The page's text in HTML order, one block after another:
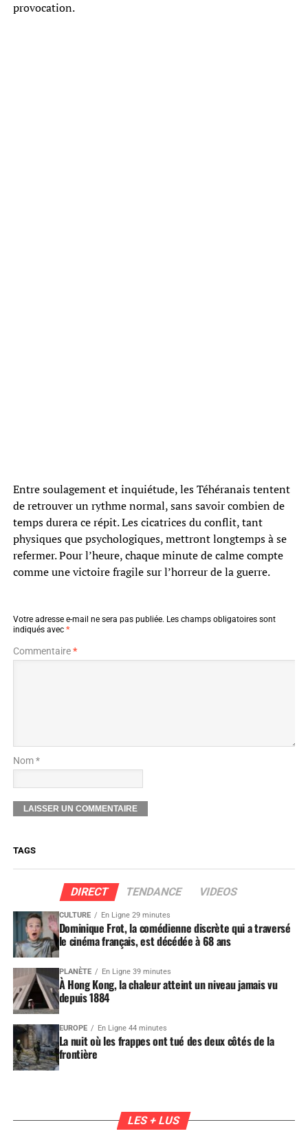
provocation.
Entre soulagement et inquiétude, les Téhéranais tentent
de retrouver un rythme normal, sans savoir combien de
temps durera ce répit. Les cicatrices du conflit, tant
physiques que psychologiques, mettront longtemps à se
refermer. Pour l’heure, chaque minute de calme compte
comme une victoire fragile sur l’horreur de la guerre.
Votre adresse e-mail ne sera pas publiée. Les champs obligatoires sont
indiqués avec *
Commentaire*
Nom *
TAGS
DIRECT TENDANCE VIDEOS
CULTURE En Ligne 29 minutes
Dominique Frot, la comédienne discrète qui a traversé
le cinéma français, est décédée à 68 ans
PLANÈTE En Ligne 39 minutes
À Hong Kong, la chaleur atteint un niveau jamais vu
depuis 1884
EUROPE En Ligne 44 minutes
La nuit où les frappes ont tué des deux côtés de la
frontière
LES + LUS